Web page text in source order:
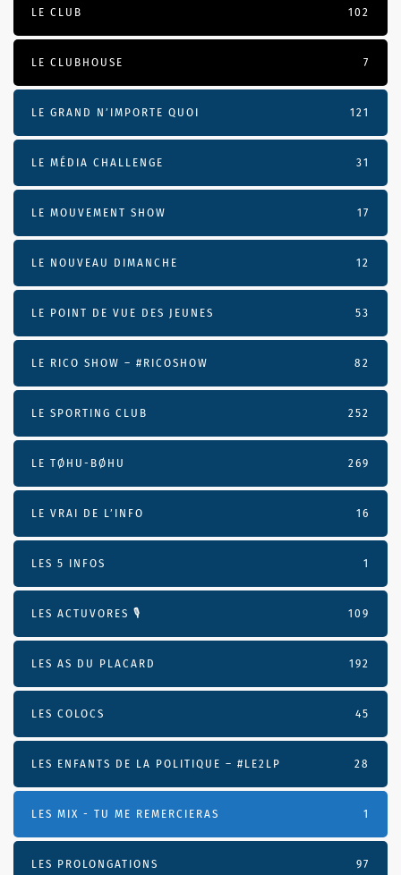
LE CLUB 102
LE CLUBHOUSE 7
LE GRAND N’IMPORTE QUOI 121
LE MÉDIA CHALLENGE 31
LE MOUVEMENT SHOW 17
LE NOUVEAU DIMANCHE 12
LE POINT DE VUE DES JEUNES 53
LE RICO SHOW – #RICOSHOW 82
LE SPORTING CLUB 252
LE TØHU-BØHU 269
LE VRAI DE L’INFO 16
LES 5 INFOS 1
LES ACTUVORES 🎙 109
LES AS DU PLACARD 192
LES COLOCS 45
LES ENFANTS DE LA POLITIQUE – #LE2LP 28
LES MIX - TU ME REMERCIERAS 1
LES PROLONGATIONS 97